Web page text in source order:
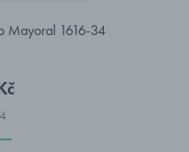
Mayoral 1616-34